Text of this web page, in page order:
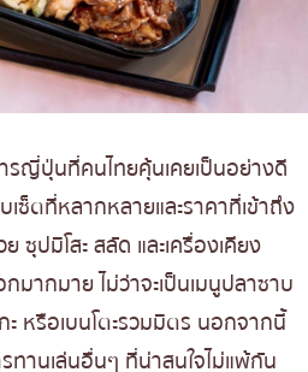
รญี่ปุ่นที่คนไทยคุ้นเคยเป็นอย่างดี
ซ็ตที่หลากหลายและราคาที่เข้าถึง
ซุปมิโสะ สลัด และเครื่องเคียง
มากมาย ไม่ว่าจะเป็นเมนูปลาซาบ
ะ หรือเบนโตะรวมมิตร นอกจากนี้
ทานเล่นอื่นๆ ที่น่าสนใจไม่แพ้กัน